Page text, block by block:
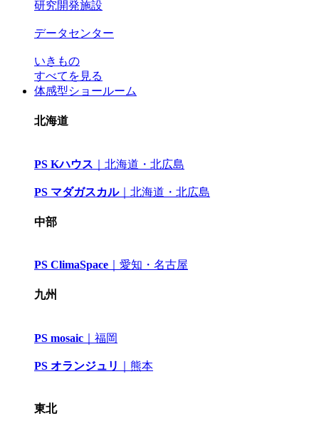
研究開発施設
データセンター
いきもの
すべてを見る
体感型ショールーム
北海道
PS Kハウス 北海道・北広島
PS マダガスカル｜ 北海道・北広島
中部
PS ClimaSpace 愛知・名古屋
九州
PS mosaic 福岡
PS オランジュリ 熊本
東北